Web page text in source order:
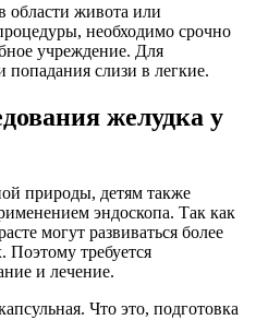
области живота или
необходимо срочно
учреждение. Для
попадания слизи в легкие.
желудка у
природы, детям также
эндоскопа. Так как
могут развиваться более
Поэтому требуется
и лечение.